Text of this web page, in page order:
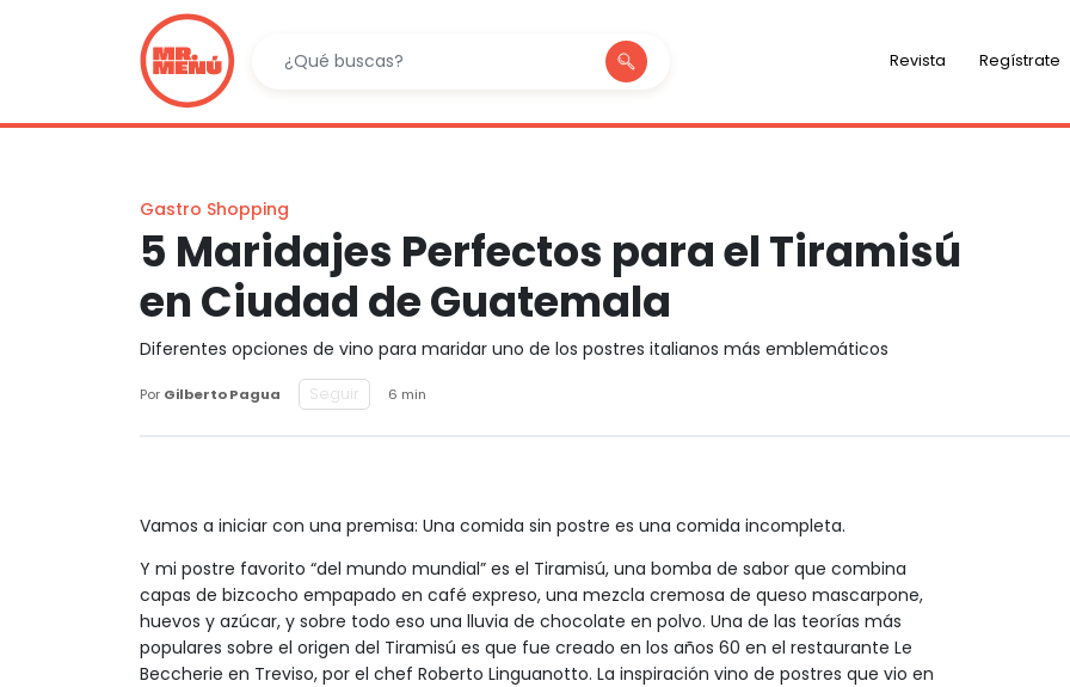
Revista Regístrate
Gastro Shopping
5 Maridajes Perfectos para el Tiramisú
en Ciudad de Guatemala
Diferentes opciones de vino para maridar uno de los postres italianos más emblemáticos
Por Gilberto Pagua Seguir 6 min
Vamos a iniciar con una premisa: Una comida sin postre es una comida incompleta.
Y mi postre favorito “del mundo mundial” es el Tiramisú, una bomba de sabor que combina
capas de bizcocho empapado en café expreso, una mezcla cremosa de queso mascarpone,
huevos y azúcar, y sobre todo eso una lluvia de chocolate en polvo. Una de las teorías más
populares sobre el origen del Tiramisú es que fue creado en los años 60 en el restaurante Le
Beccherie en Treviso, por el chef Roberto Linguanotto. La inspiración vino de postres que vio en